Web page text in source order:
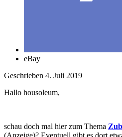
eBay
Geschrieben 4. Juli 2019
Hallo housoleum,
schau doch mal hier zum Thema
(Anzeige)? Eventuell gibt es dort